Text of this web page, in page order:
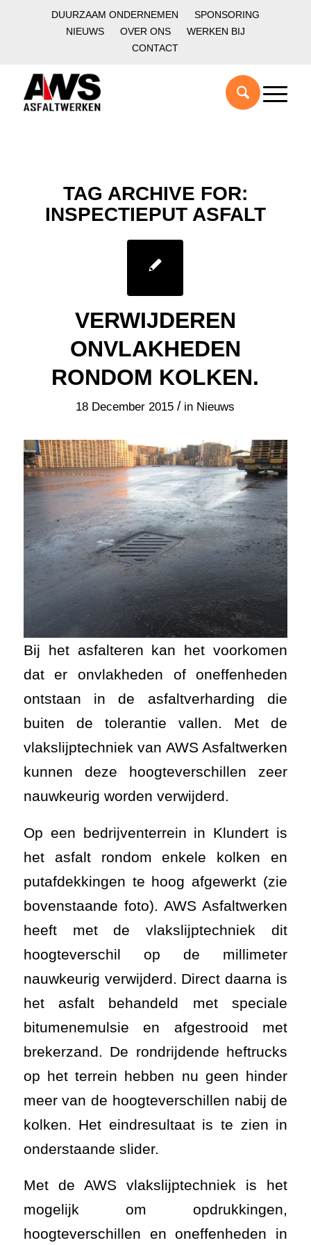
DUURZAAM ONDERNEMEN
SPONSORING
NIEUWS
OVER ONS
WERKEN BIJ
CONTACT
TAG ARCHIVE FOR:
INSPECTIEPUT ASFALT
VERWIJDEREN
ONVLAKHEDEN
RONDOM KOLKEN.
18 December 2015 / in Nieuws
Bij het asfalteren kan het voorkomen
dat er onvlakheden of oneffenheden
ontstaan in de asfaltverharding die
buiten de tolerantie vallen. Met de
vlakslijptechniek van AWS Asfaltwerken
kunnen deze hoogteverschillen zeer
nauwkeurig worden verwijderd.
Op een bedrijventerrein in Klundert is
het asfalt rondom enkele kolken en
putafdekkingen te hoog afgewerkt (zie
bovenstaande foto). AWS Asfaltwerken
heeft met de vlakslijptechniek dit
hoogteverschil op de millimeter
nauwkeurig verwijderd. Direct daarna is
het asfalt behandeld met speciale
bitumenemulsie en afgestrooid met
brekerzand. De rondrijdende heftrucks
op het terrein hebben nu geen hinder
meer van de hoogteverschillen nabij de
kolken. Het eindresultaat is te zien in
onderstaande slider.
Met de AWS vlakslijptechniek is het
mogelijk om opdrukkingen,
hoogteverschillen en oneffenheden in